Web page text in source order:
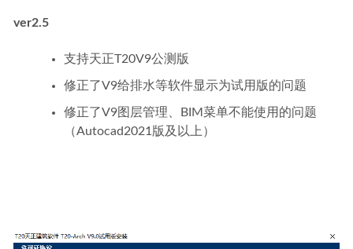
ver2.5
支持天正T20V9公测版
修正了V9给排水等软件显示为试用版的问题
修正了V9图层管理、BIM菜单不能使用的问题
（Autocad2021版及以上）